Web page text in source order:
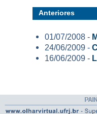
Anteriores
01/07/2008 -
24/06/2009 -
16/06/2009 -